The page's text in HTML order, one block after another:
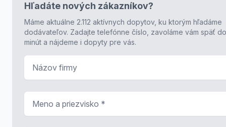
Hľadáte nových zákazníkov?
Máme aktuálne 2.112 aktívnych dopytov, ku ktorým hľadáme
dodávateľov. Zadajte telefónne číslo, zavoláme vám späť
minút a nájdeme i dopyty pre vás.